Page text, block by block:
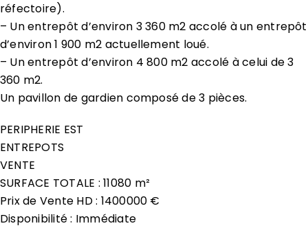
réfectoire).
– Un entrepôt d’environ 3 360 m2 accolé à un entrepôt
d’environ 1 900 m2 actuellement loué.
– Un entrepôt d’environ 4 800 m2 accolé à celui de 3
360 m2.
Un pavillon de gardien composé de 3 pièces.
PERIPHERIE EST
ENTREPOTS
VENTE
SURFACE TOTALE : 11080 m²
Prix de Vente HD : 1400000 €
Disponibilité : Immédiate